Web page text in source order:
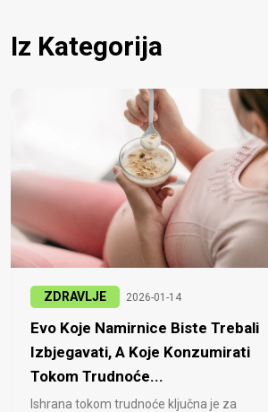
Iz Kategorija
ZDRAVLJE 2026-01-14
Evo Koje Namirnice Biste Trebali
Izbjegavati, A Koje Konzumirati
Tokom Trudnoće...
Ishrana tokom trudnoće ključna je za